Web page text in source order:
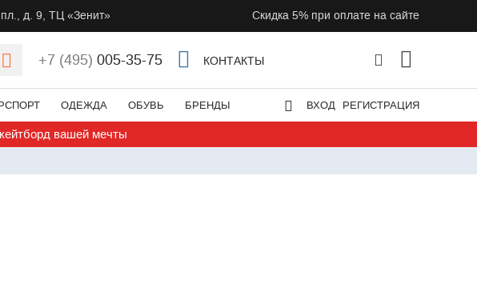
д. 9, ТЦ «Зенит» Скидка 5% при оплате на сайте
+7 (495) 005-35-75 КОНТАКТЫ
ОДЕЖДА ОБУВЬ БРЕНДЫ ВХОД РЕГИСТРАЦИЯ
вашей мечты